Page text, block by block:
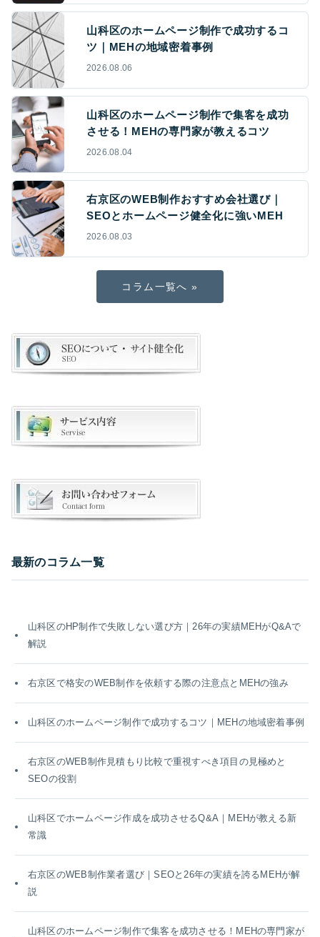
山科区のホームページ制作で成功するコ
ツ｜MEHの地域密着事例
2026.08.06
山科区のホームページ制作で集客を成功
させる！MEHの専門家が教えるコツ
2026.08.04
右京区のWEB制作おすすめ会社選び｜
SEOとホームページ健全化に強いMEH
2026.08.03
コラム一覧へ »
最新のコラム一覧
山科区のHP制作で失敗しない選び方｜26年の実績MEHがQ&Aで
解説
右京区で格安のWEB制作を依頼する際の注意点とMEHの強み
山科区のホームページ制作で成功するコツ｜MEHの地域密着事例
右京区のWEB制作見積もり比較で重視すべき項目の見極めと
SEOの役割
山科区でホームページ作成を成功させるQ&A｜MEHが教える新
常識
右京区のWEB制作業者選び｜SEOと26年の実績を誇るMEHが解
説
山科区のホームページ制作で集客を成功させる！MEHの専門家が